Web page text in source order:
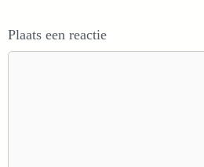
Plaats een reactie